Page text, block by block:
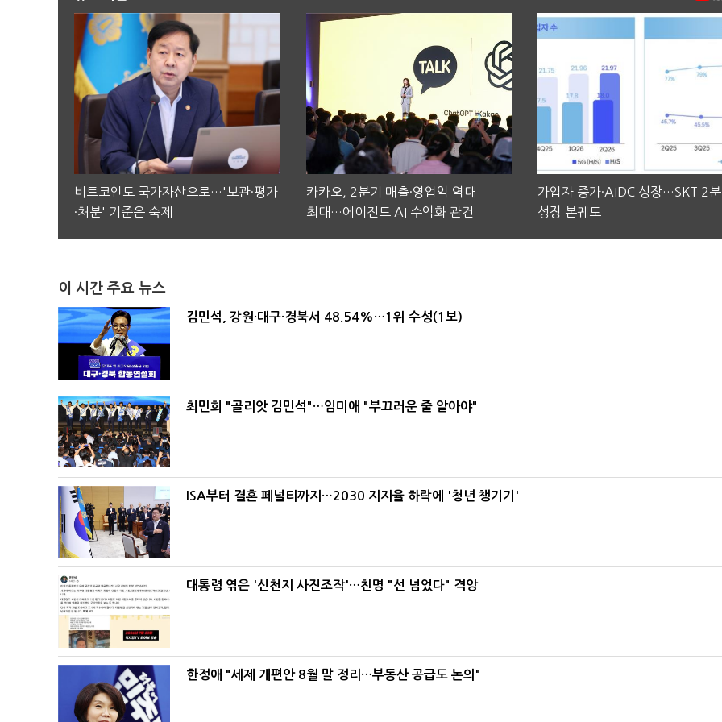
비트코인도 국가자산으로…'보관·평가
·처분' 기준은 숙제
카카오, 2분기 매출·영업익 역대
최대…에이전트 AI 수익화 관건
가입자 증가·AIDC 성장…SKT 2
성장 본궤도
이 시간 주요 뉴스
김민석, 강원·대구·경북서 48.54%…1위 수성(1보)
최민희 "골리앗 김민석"…임미애 "부끄러운 줄 알아야"
ISA부터 결혼 페널티까지…2030 지지율 하락에 '청년 챙기기'
대통령 엮은 '신천지 사진조작'…친명 "선 넘었다" 격앙
한정애 "세제 개편안 8월 말 정리…부동산 공급도 논의"